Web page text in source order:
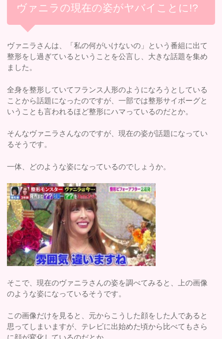
ヴァニラの現在の姿がヤバイことに!?
ヴァニラさんは、「私の何がいけないの」という番組に出て
整形をし過ぎているということを公言し、大きな話題を集め
ました。
全身を整形していてフランス人形のようになろうとしている
ことから話題になったのですが、一部では整形サイボーグと
いうことも言われるほど整形にハマっているのだとか。
そんなヴァニラさんなのですが、現在の姿が話題になってい
るそうです。
一体、どのような姿になっているのでしょうか。
そこで、現在のヴァニラさんの姿を調べてみると、上の画像
のような姿になっているそうです。
この画像だけを見ると、元からこうした顔をした人であると
思ってしまいますが、テレビに出始めた頃から比べてもさら